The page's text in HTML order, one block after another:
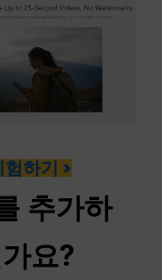
하기 >
추가하
요?